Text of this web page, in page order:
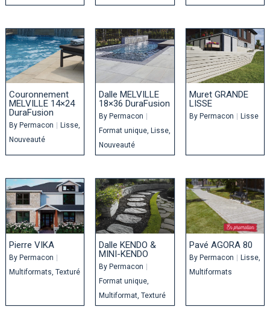
Couronnement
MELVILLE 14×24
DuraFusion
By Permacon
Lisse
Nouveauté
Dalle MELVILLE
18×36 DuraFusion
By Permacon
Format unique Lisse
Nouveauté
Muret GRANDE
LISSE
By Permacon Lisse
Pierre VIKA
By Permacon |
Multiformats Texturé
Dalle KENDO &
MINI-KENDO
ByPermacon |
Format unique
Multiformat Texturé
Pavé AGORA 80
By Permacon | Lisse
Multiformats